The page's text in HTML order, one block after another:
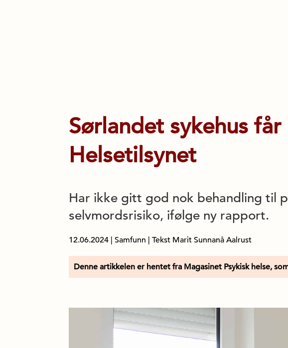
Sørlandet sykehus
Helsetilsynet
Har ikke gitt god nok behandling til
selvmordsrisiko, ifølge ny rapport.
12.06.2024 |Samfunn | Tekst Marit Sunnanå Aalrust
Denne artikkelen er hentet fra Magasinet Psykisk helse,